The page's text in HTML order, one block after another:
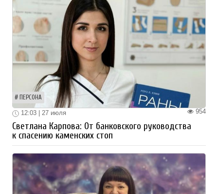
ПЕРСОНА
954
12:03 | 27 июля
Светлана Карпова: От банковского руководства
к спасению каменских стоп